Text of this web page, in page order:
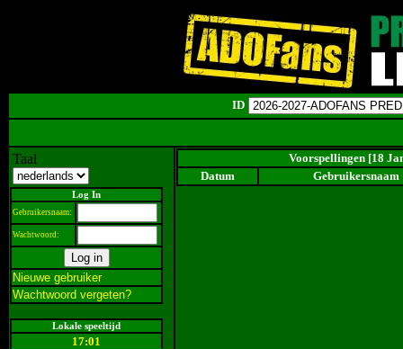
ID
Taal
Log In
Gebruikersnaam:
Wachtwoord:
Nieuwe gebruiker
Wachtwoord vergeten?
Lokale speeltijd
17:01
Voorspellingen [18
Datum
Gebruikersnaam